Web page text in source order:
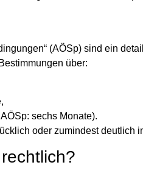
(AÖSp) sind ein
über:
sechs Monate).
oder zumindest deutlich